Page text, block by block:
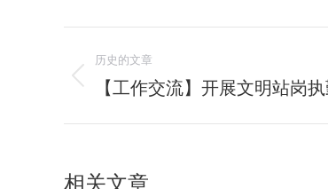
章
导
历史的文章
历
章：
【工作交流】开展文明站岗
相关文章